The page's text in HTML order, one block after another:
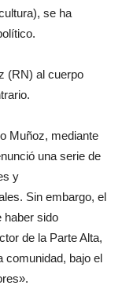
se ha
(RN) al cuerpo
Muñoz, mediante
una serie de
y
Sin embargo, el
haber sido
de la Parte Alta,
comunidad, bajo el